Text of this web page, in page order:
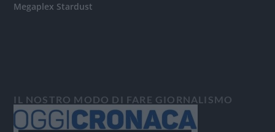
Megaplex Stardust
IL NOSTRO MODO DI FARE GIORNALISMO